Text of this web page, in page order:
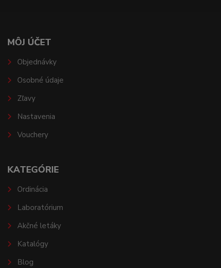
MÔJ ÚČET
Objednávky
Osobné údaje
Zľavy
Nastavenia
Vouchery
KATEGÓRIE
Ordinácia
Laboratórium
Akčné letáky
Katalógy
Blog